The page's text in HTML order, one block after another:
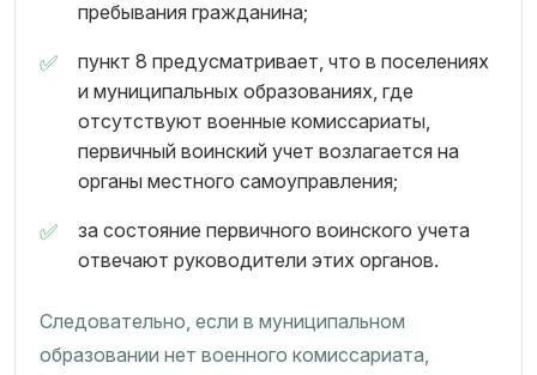
пребывания гражданина;
пункт 8 предусматривает, что в поселениях
и муниципальных образованиях, где
отсутствуют военные комиссариаты,
первичный воинский учет возлагается на
органы местного самоуправления;
за состояние первичного воинского учета
отвечают руководители этих органов.
Следовательно, если в муниципальном
образовании нет военного комиссариата,